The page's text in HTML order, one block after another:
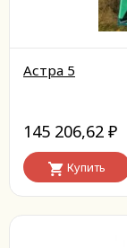
Астра 5
145 206,62 ₽
Купить